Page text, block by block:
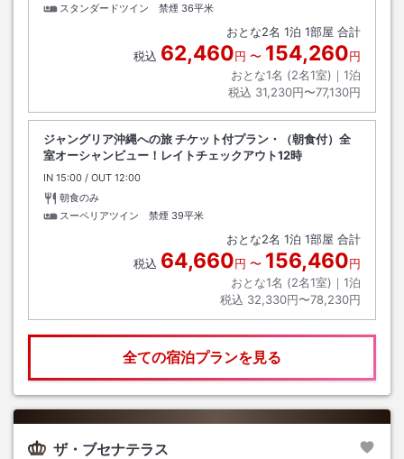
スタンダードツイン 禁煙 36平米
おとな2名 1泊 1部屋 合計
税込 62,460円 〜 154,260円
おとな1名 (2名1室)｜ 1泊
税込 31,230円〜77,130円
ジャングリア沖縄への旅 チケット付プラン・（朝食付）全
室オーシャンビュー！レイトチェックアウト12時
IN チェックイン
15:00 / OUT チェックアウト
12:00
朝食のみ
スーペリアツイン 禁煙 39平米
おとな2名 1泊 1部屋 合計
税込 64,660円 〜 156,460円
おとな1名 (2名1室)｜ 1泊
税込 32,330円〜78,230円
全ての宿泊プランを見る
ザ・ブセナテラス